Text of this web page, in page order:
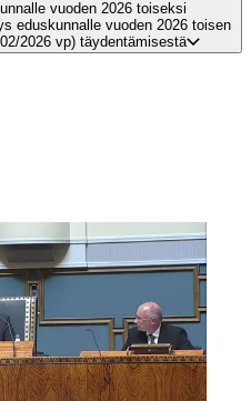
vuoden 2026 toiseksi
lisätalousarvioesityksen (HE 102/2026 vp) täydentämisestä